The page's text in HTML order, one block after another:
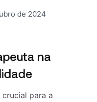
de 2024
na
para a